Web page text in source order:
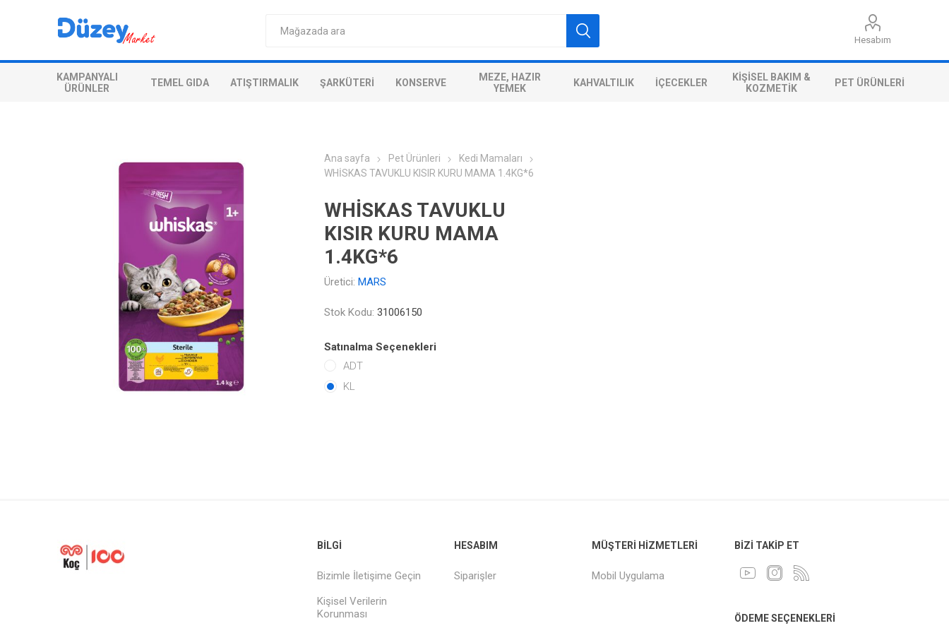
Hesabım
KAMPANYALI
ÜRÜNLER
TEMEL GIDA ATIŞTIRMALIK ŞARKÜTERI KONSERVE
MEZE, HAZIR
YEMEK
KAHVALTILIK İÇECEKLER
KIŞISEL BAKIM &
KOZMETIK
PET ÜRÜNLERI
Ana sayfa Pet Ürünleri
Kedi Mamaları
WHİSKAS TAVUKLU KISIR KURU MAMA 1.4KG*6
WHİSKAS TAVUKLU
KISIR KURU MAMA
1.4KG*6
Üretici: MARS
Stok Kodu: 31006150
Satınalma Seçenekleri
ADT
KL
BILGI
Bizimle İletişime Geçin
Kişisel Verilerin
Korunması
HESABIM
Siparişler
MÜŞTERI HIZMETLERI
Mobil Uygulama
BIZI TAKIP ET
ÖDEME SEÇENEKLERI